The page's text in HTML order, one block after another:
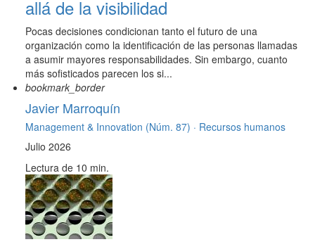
allá de la visibilidad
Pocas decisiones condicionan tanto el futuro de una
organización como la identificación de las personas llamadas
a asumir mayores responsabilidades. Sin embargo, cuanto
más sofisticados parecen los si...
bookmark_border
Javier Marroquín
Management & Innovation (Núm. 87) · Recursos humanos
Julio 2026
Lectura de 10 min.